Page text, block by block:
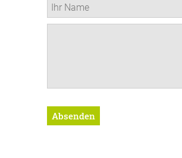
Absenden